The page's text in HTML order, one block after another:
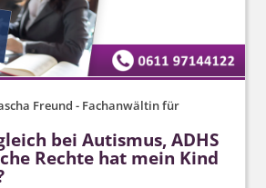
Freund - Fachanwältin für
bei Autismus, ADHS
Rechte hat mein Kind